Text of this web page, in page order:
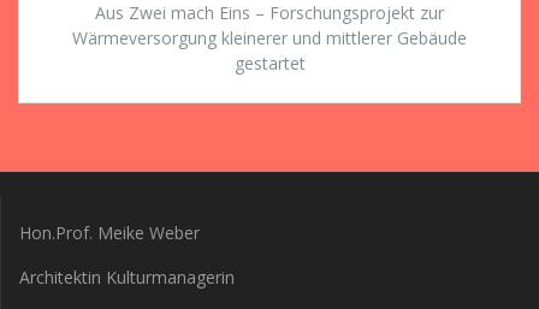
Aus Zwei mach Eins – Forschungsprojekt zur
Wärmeversorgung kleinerer und mittlerer Gebäude
gestartet
Hon.Prof. Meike Weber
Architektin Kulturmanagerin